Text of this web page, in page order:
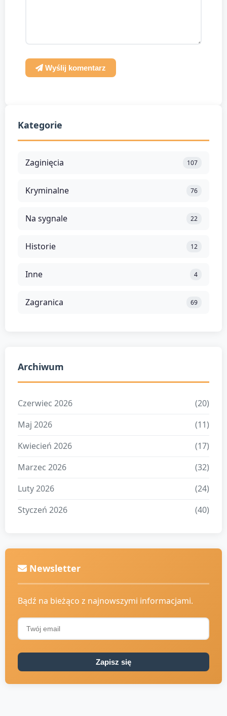
Wyślij komentarz
Kategorie
Zaginięcia 107
Kryminalne 76
Na sygnale 22
Historie 12
Inne 4
Zagranica 69
Archiwum
Czerwiec 2026
(20)
Maj 2026
(11)
Kwiecień 2026
(17)
Marzec 2026
(32)
Luty 2026
(24)
Styczeń 2026
(40)
Newsletter
Bądź na bieżąco z najnowszymi informacjami.
Zapisz się